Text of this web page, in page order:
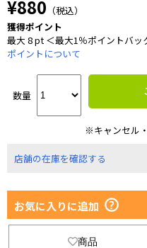
¥880 （税込）
獲得ポイント
最大 8 pt ＜最大1％ポイントバッ
ポイントについて
数量
※キャンセル
店舗の在庫を確認する
お気に入りに追加
商品